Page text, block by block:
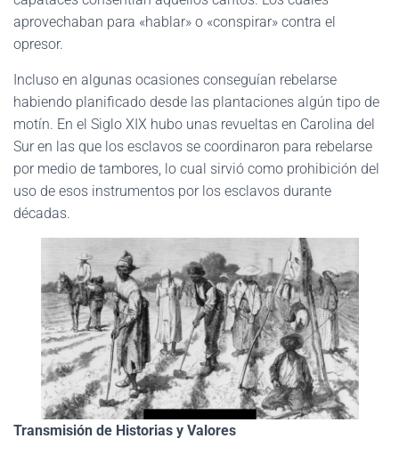
aprovechaban para «hablar» o «conspirar» contra el
opresor.
Incluso en algunas ocasiones conseguían rebelarse
habiendo planificado desde las plantaciones algún tipo de
motín. En el Siglo XIX hubo unas revueltas en Carolina del
Sur en las que los esclavos se coordinaron para rebelarse
por medio de tambores, lo cual sirvió como prohibición del
uso de esos instrumentos por los esclavos durante
décadas.
Transmisión de Historias y Valores